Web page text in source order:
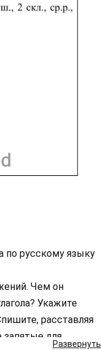
Развернуть
по русскому языку
Чем он
Укажите
расставляя
для